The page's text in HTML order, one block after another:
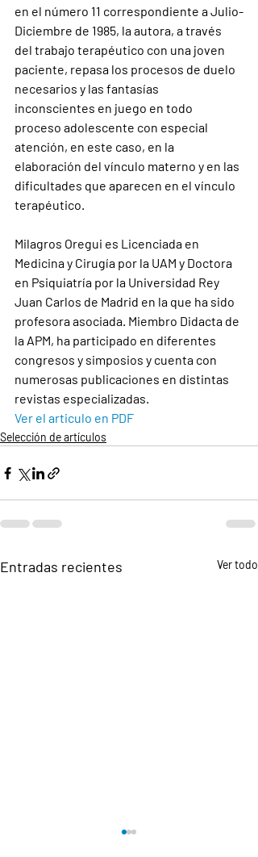
en el número 11 correspondiente a Julio-
Diciembre de 1985, la autora, a través
del trabajo terapéutico con una joven
paciente, repasa los procesos de duelo
necesarios y las fantasías
inconscientes en juego en todo
proceso adolescente con especial
atención, en este caso, en la
elaboración del vínculo materno y en las
dificultades que aparecen en el vínculo
terapéutico.
Milagros Oregui es Licenciada en
Medicina y Cirugía por la UAM y Doctora
en Psiquiatría por la Universidad Rey
Juan Carlos de Madrid en la que ha sido
profesora asociada. Miembro Didacta de
la APM, ha participado en diferentes
congresos y simposios y cuenta con
numerosas publicaciones en distintas
revistas especializadas.
Ver el articulo en PDF
Selección de artículos
Entradas recientes Ver todo